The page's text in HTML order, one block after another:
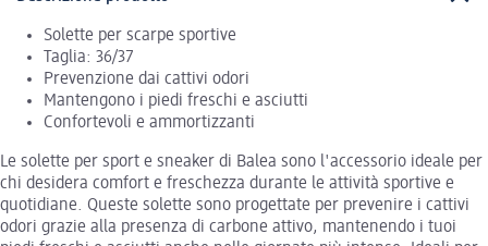
Solette per scarpe sportive
Taglia: 36/37
Prevenzione dai cattivi odori
Mantengono i piedi freschi e asciutti
Confortevoli e ammortizzanti
Le solette per sport e sneaker di Balea sono l'accessorio ideale per
chi desidera comfort e freschezza durante le attività sportive e
quotidiane. Queste solette sono progettate per prevenire i cattivi
odori grazie alla presenza di carbone attivo, mantenendo i tuoi